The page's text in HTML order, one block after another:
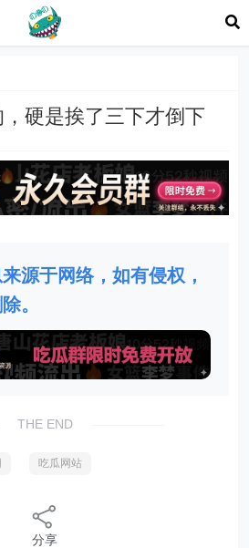
硬是挨了三下才倒下
源于网络，如有侵权，
。
THE END
吃瓜网站
分享